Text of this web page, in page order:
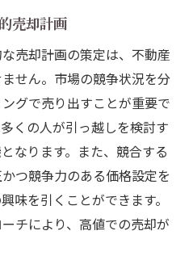
ットワーク構築
にした戦略的アプローチ
測するためのデータ解析
売却計画
売却計画の策定は、不動産
せん。市場の競争状況を分
グで売り出すことが重要で
くの人が引っ越しを検討す
なります。また、競合する
つ競争力のある価格設定を
味を引くことができます。
チにより、高値での売却が